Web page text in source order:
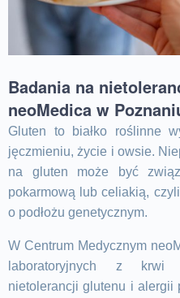
Badania na
neoMedica w
Gluten to białko roślinne
jęczmieniu, życie i owsie.
na gluten może być
pokarmową lub celiakią,
o podłożu genetycznym.
W Centrum Medycznym
laboratoryjnych z krwi
nietolerancji glutenu i alergii